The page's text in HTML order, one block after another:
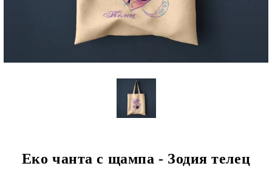
Еко чанта с щампа - Зодия телец